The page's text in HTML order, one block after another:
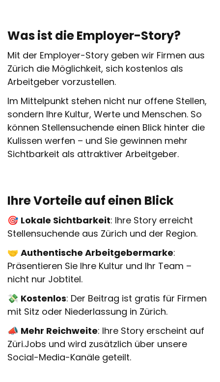
Was ist die Employer-Story?
Mit der Employer-Story geben wir Firmen aus
Zürich die Möglichkeit, sich kostenlos als
Arbeitgeber vorzustellen.
Im Mittelpunkt stehen nicht nur offene Stellen,
sondern Ihre Kultur, Werte und Menschen. So
können Stellensuchende einen Blick hinter die
Kulissen werfen – und Sie gewinnen mehr
Sichtbarkeit als attraktiver Arbeitgeber.
Ihre Vorteile auf einen Blick
🎯 Lokale Sichtbarkeit: Ihre Story erreicht
Stellensuchende aus Zürich und der Region.
🤝 Authentische Arbeitgebermarke:
Präsentieren Sie Ihre Kultur und Ihr Team –
nicht nur Jobtitel.
💸 Kostenlos: Der Beitrag ist gratis für Firmen
mit Sitz oder Niederlassung in Zürich.
📣 Mehr Reichweite: Ihre Story erscheint auf
Züri.Jobs und wird zusätzlich über unsere
Social-Media-Kanäle geteilt.